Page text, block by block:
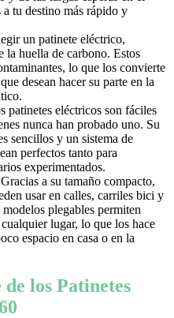
tu destino más rápido y
un patinete eléctrico,
la huella de carbono. Estos
lo que los convierte
desean hacer su parte en la
patinetes eléctricos son fáciles
nunca han probado uno. Su
sencillos y un sistema de
perfectos tanto para
experimentados.
a su tamaño compacto,
usar en calles, carriles bici y
plegables permiten
lugar, lo que los hace
espacio en casa o en la
los Patinetes